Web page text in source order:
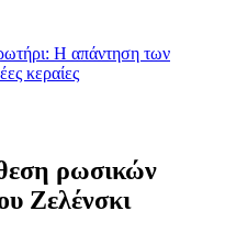
Η απάντηση των
κεραίες
ρωσικών
Ζελένσκι